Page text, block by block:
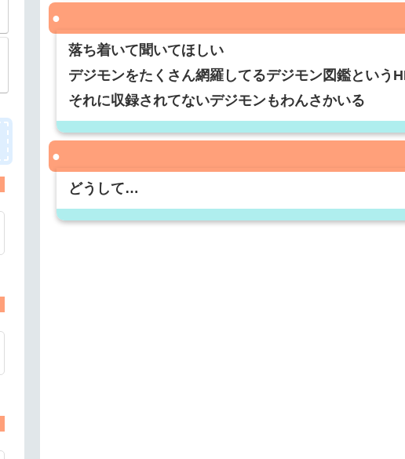
落ち着いて聞いてほしい
デジモンをたくさん網羅してるデジモン図鑑という
それに収録されてないデジモンもわんさかいる
どうして…